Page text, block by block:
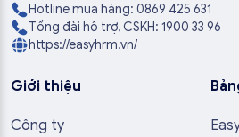
Hotline mua hàng: 0869 425 631
Tổng đài hỗ trợ, CSKH: 1900 33 96
https://easyhrm.vn/
Giới thiệu
Công ty